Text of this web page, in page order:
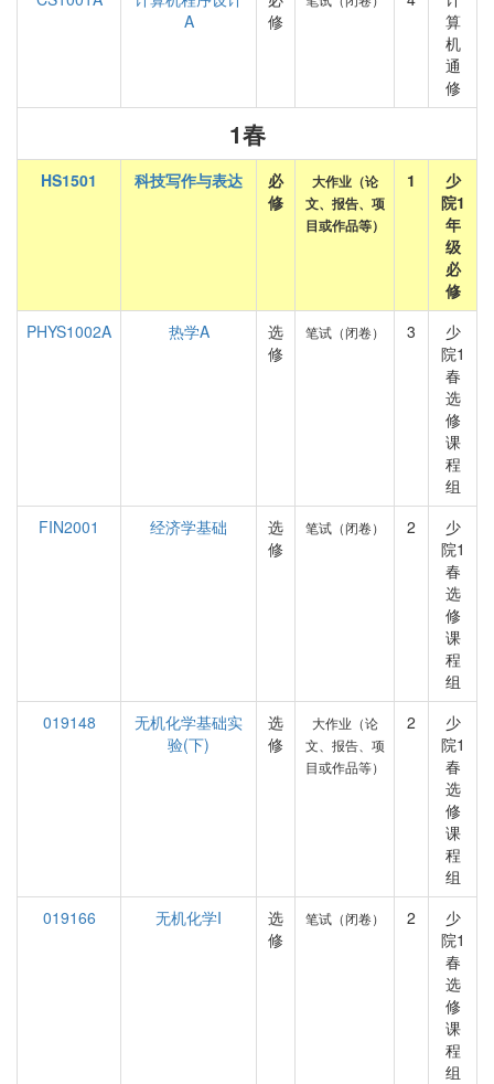
A
修
算
机
通
修
1春
HS1501 科技写作与表达
必
修
大作业（论
文、报告、项
目或作品等）
1
少
院1
年
级
必
修
PHYS1002A
热学A
选
修
笔试（闭卷） 3
少
院1
春
选
修
课
程
组
FIN2001
经济学基础
选
修
笔试（闭卷） 2
少
院1
春
选
修
课
程
组
019148
无机化学基础实
验(下)
选
修
大作业（论
文、报告、项
目或作品等）
2
少
院1
春
选
修
课
程
组
019166
无机化学I
选
修
笔试（闭卷） 2
少
院1
春
选
修
课
程
组